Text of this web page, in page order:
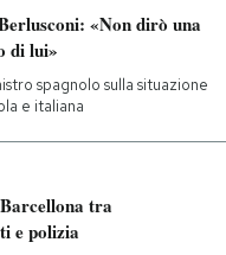
«Non dirò una
di lui»
spagnolo sulla situazione
e italiana
tra
e polizia